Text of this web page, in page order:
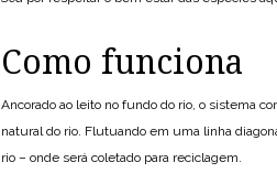
Como funciona
Ancorado ao leito no fundo do rio, o sistema
natural do rio. Flutuando em uma linha
rio – onde será coletado para reciclagem.